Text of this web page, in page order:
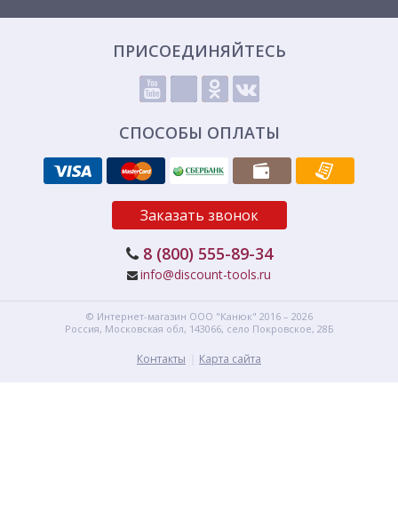
ПРИСОЕДИНЯЙТЕСЬ
СПОСОБЫ ОПЛАТЫ
Заказать звонок
8 (800) 555-89-34
info@discount-tools.ru
© Интернет-магазин ООО "Канюк" 2016 – 2026
Россия, Московская обл, 143066, село Покровское, 28Б
Контакты Карта сайта